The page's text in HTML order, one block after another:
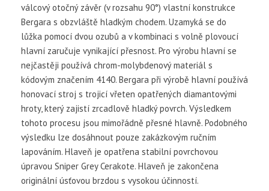
válcový otočný závěr (v rozsahu 90°) vlastní konstrukce
Bergara s obzvláště hladkým chodem. Uzamyká se do
lůžka pomocí dvou ozubů a v kombinaci s volně plovoucí
hlavní zaručuje vynikající přesnost. Pro výrobu hlavní se
nejčastěji používá chrom-molybdenový materiál s
kódovým značením 4140. Bergara při výrobě hlavní používá
honovací stroj s trojicí vřeten opatřených diamantovými
hroty, který zajistí zrcadlově hladký povrch. Výsledkem
tohoto procesu jsou mimořádně přesné hlavně. Podobného
výsledku lze dosáhnout pouze zakázkovým ručním
lapováním. Hlaveň je opatřena stabilní povrchovou
úpravou Sniper Grey Cerakote. Hlaveň je zakončena
originální úsťovou brzdou s vysokou účinností.